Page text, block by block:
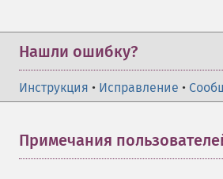
Нашли ошибку?
Инструкция • Исправление •
Примечания